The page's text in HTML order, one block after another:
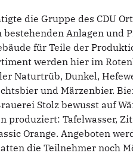
die Gruppe des CDU
Anlagen und
für Teile der
werden hier im
Naturtrüb, Dunkel,
und Märzenbier.
Stolz bewusst auf
produziert: Tafelwasser,
Orange. Angeboten
die Teilnehmer noch